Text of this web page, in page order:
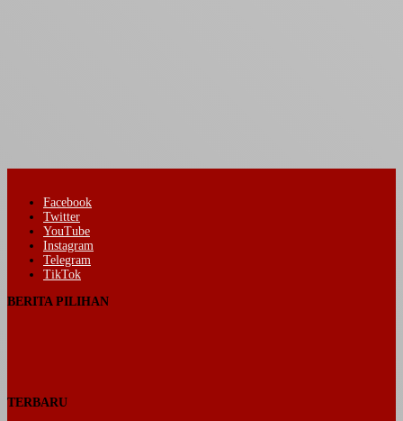
Facebook
Twitter
YouTube
Instagram
Telegram
TikTok
BERITA PILIHAN
TERBARU